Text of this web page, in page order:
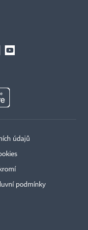
údajů
podmínky